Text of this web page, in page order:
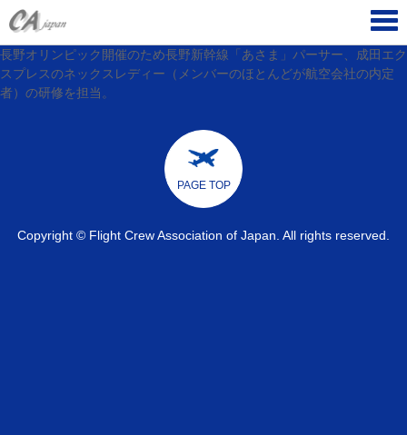
長野オリンピック開催のため長野新幹線「あさま」パーサー、成田エク
スプレスのネックスレディー（メンバーのほとんどが航空会社の内定
者）の研修を担当。
PAGE TOP
Copyright © Flight Crew Association of Japan. All rights reserved.